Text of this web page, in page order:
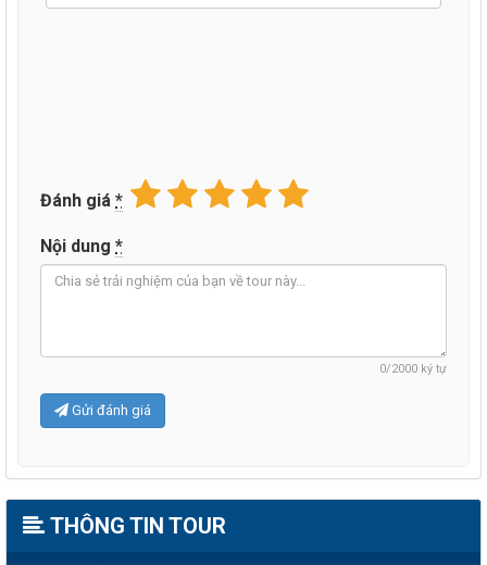
Đánh giá *
Nội dung *
0/2000 ký tự
Gửi đánh giá
THÔNG TIN TOUR